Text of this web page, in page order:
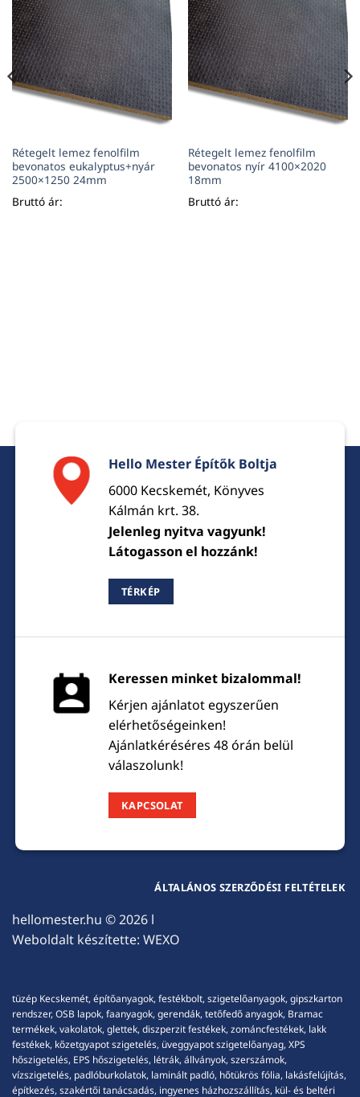
Rétegelt lemez fenolfilm
bevonatos eukalyptus+nyár
2500×1250 24mm
Bruttó ár:
Rétegelt lemez fenolfilm
bevonatos nyír 4100×2020
18mm
Bruttó ár:
Hello Mester Építők Boltja
6000 Kecskemét, Könyves
Kálmán krt. 38.
Jelenleg nyitva vagyunk!
Látogasson el hozzánk!
TÉRKÉP
Keressen minket bizalommal!
Kérjen ajánlatot egyszerűen
elérhetőségeinken!
Ajánlatkéréséres 48 órán belül
válaszolunk!
KAPCSOLAT
hellomester.hu © 2026 l
Weboldalt készítette: WEXO
ÁLTALÁNOS SZERZŐDÉSI FELTÉTELEK
tüzép Kecskemét, építőanyagok, festékbolt, szigetelőanyagok, gipszkarton
rendszer, OSB lapok, faanyagok, gerendák, tetőfedő anyagok, Bramac
termékek, vakolatok, glettek, diszperzit festékek, zománcfestékek, lakk
festékek, kőzetgyapot szigetelés, üveggyapot szigetelőanyag, XPS
hőszigetelés, EPS hőszigetelés, létrák, állványok, szerszámok,
vízszigetelés, padlóburkolatok, laminált padló, hőtükrös fólia, lakásfelújítás,
építkezés, szakértői tanácsadás, ingyenes házhozszállítás, kül- és beltéri